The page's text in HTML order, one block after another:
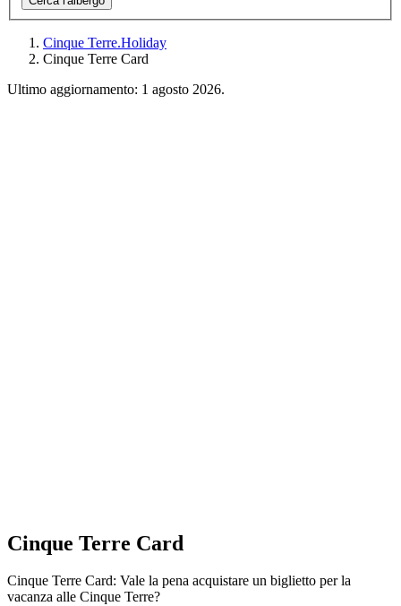
Cinque Terre.Holiday
Cinque Terre Card
Ultimo aggiornamento: 1 agosto 2026.
Cinque Terre Card
Cinque Terre Card: Vale la pena acquistare un biglietto per la
vacanza alle Cinque Terre?